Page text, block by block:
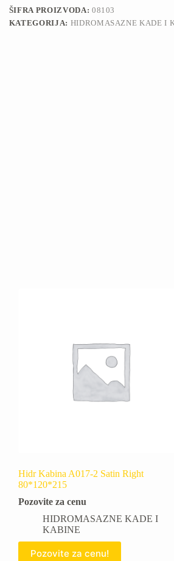
ŠIFRA PROIZVODA: 08103
KATEGORIJA: HIDROMASAZNE KADE I
Hidr Kabina A017-2 Satin Right
80*120*215
Pozovite za cenu
HIDROMASAZNE KADE I
KABINE
Pozovite za cenu!